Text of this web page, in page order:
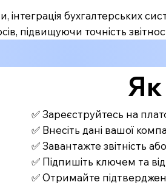
інтеграція бухгалтерських
підвищуючи точність
Як
✅ Зареєструйтесь на
✅ Внесіть дані вашої
✅ Завантажте звітність
✅ Підпишіть ключем та
✅ Отримайте